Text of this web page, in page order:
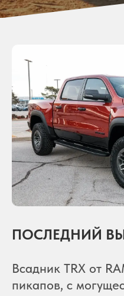
ПОСЛЕДНИЙ
Всадник TRX от
пикапов, с